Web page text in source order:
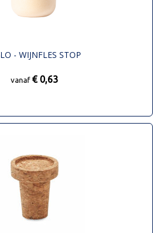
- WIJNFLES STOP
vanaf € 0,63